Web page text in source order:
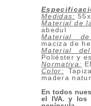
Medidas:
Material de
abedul
Material
maciza de
Material
Poliéster y
Normativa:
Color:
madera
En todos
el IVA. y los